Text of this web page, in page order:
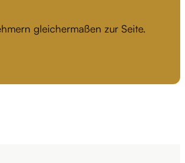
gleichermaßen zur Seite.